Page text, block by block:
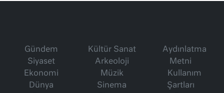
Gündem
Siyaset
Ekonomi
Dünya
Kültür Sanat
Arkeoloji
Müzik
Sinema
Aydınlatma
Metni
Kullanım
Şartları